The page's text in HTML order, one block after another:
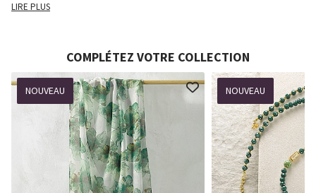
LIRE PLUS
COMPLÉTEZ VOTRE COLLECTION
NOUVEAU NOUVEAU